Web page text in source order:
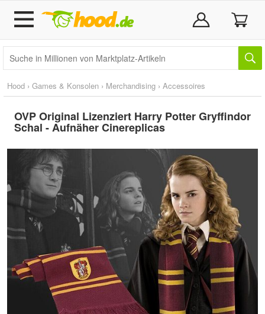
Hood › Games & Konsolen › Merchandising › Accessoires
OVP Original Lizenziert Harry Potter Gryffindor
Schal - Aufnäher Cinereplicas